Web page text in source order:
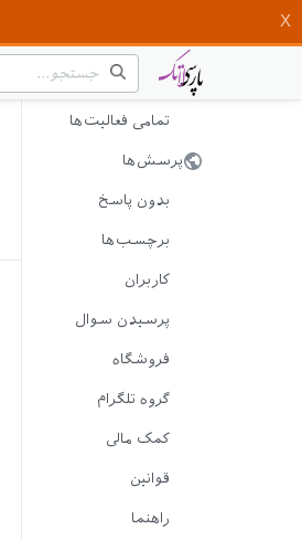
تمامی فعالیت‌ها
پرسش‌ها
بدون پاسخ
برچسب‌ها
کاربران
پرسیدن سوال
فروشگاه
گروه تلگرام
کمک مالی
قوانین
راهنما